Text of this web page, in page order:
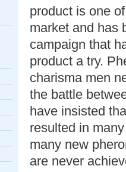
product is one
market and has
campaign that
product a try.
charisma men
the battle
have insisted
resulted in
many new
are never